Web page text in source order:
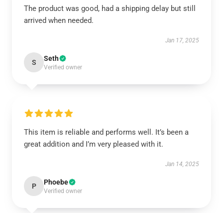
The product was good, had a shipping delay but still
arrived when needed.
Jan 17, 2025
S Seth
Verified owner
This item is reliable and performs well. It’s been a
great addition and I’m very pleased with it.
Jan 14, 2025
P Phoebe
Verified owner